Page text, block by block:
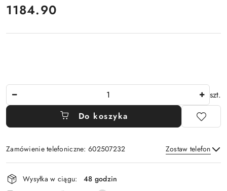
cena:
1184.90
szt.
Do koszyka
Zamówienie telefoniczne: 602507232 Zostaw telefon
Dostępność
i
Wysyłka w ciągu:
48 godzin